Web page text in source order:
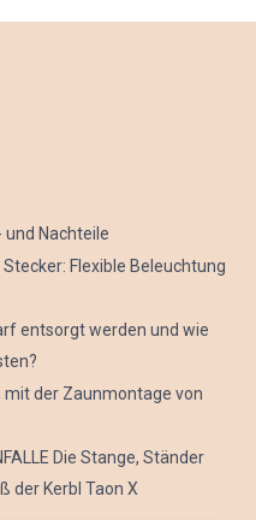
und Nachteile
Flexible Beleuchtung
entsorgt werden und wie
mit der Zaunmontage von
Die Stange, Ständer
der Kerbl Taon X